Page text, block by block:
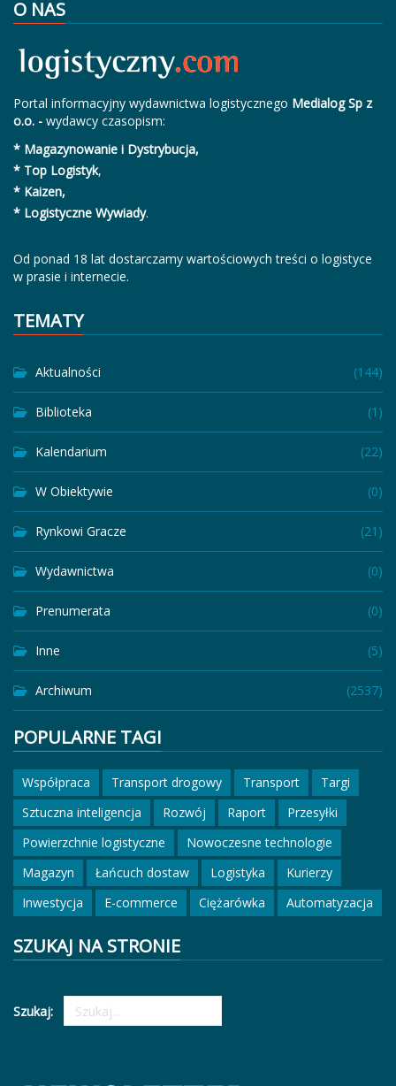
O NAS
Portal informacyjny wydawnictwa logistycznego Medialog Sp z
o.o. - wydawcy czasopism:
* Magazynowanie i Dystrybucja,
* Top Logistyk,
* Kaizen,
* Logistyczne Wywiady.
Od ponad 18 lat dostarczamy wartościowych treści o logistyce
w prasie i internecie.
TEMATY
Aktualności (144)
Biblioteka (1)
Kalendarium (22)
W Obiektywie (0)
Rynkowi Gracze (21)
Wydawnictwa (0)
Prenumerata (0)
Inne (5)
Archiwum (2537)
POPULARNE TAGI
Współpraca Transport drogowy Transport
Targi
Sztuczna inteligencja
Rozwój Raport
Przesyłki
Powierzchnie logistyczne
Nowoczesne technologie
Magazyn
Łańcuch dostaw Logistyka
Kurierzy
Inwestycja
E-commerce Ciężarówka Automatyzacja
SZUKAJ NA STRONIE
Szukaj: